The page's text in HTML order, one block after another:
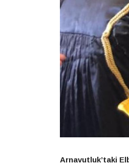
Arnavutluk’taki